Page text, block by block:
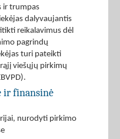
ir trumpas
dalyvaujantis
reikalavimus dėl
pagrindų
turi pateikti
viešųjų pirkimų
ir finansinė
nurodyti pirkimo